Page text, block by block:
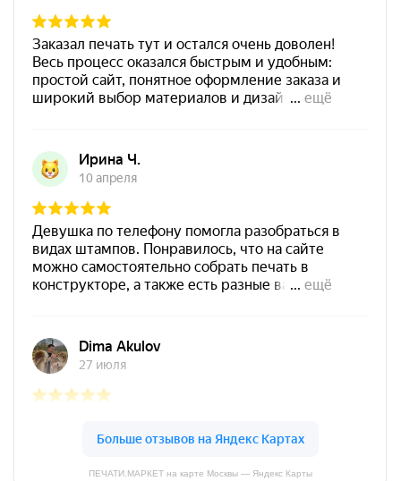
от 600
Печать Самозанятого № Р8
700
Штемпельная подушка
1800
Спиртовая краска NORIS
ПЕЧАТИ.МАРКЕТ на карте Москвы — Яндекс Карты